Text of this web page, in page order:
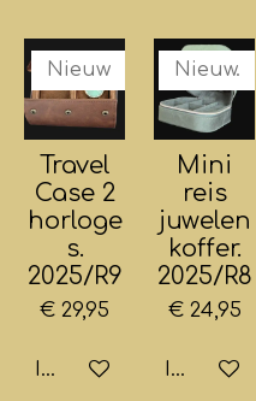
Nieuw
Travel
Case 2
horloge
s.
2025/R9
€ 29,95
In winkelwagen
Nieuw.
Mini
reis
juwelen
koffer.
2025/R8
€ 24,95
In